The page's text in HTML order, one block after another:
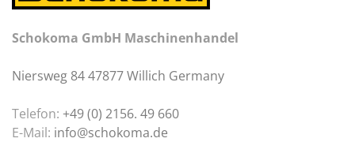
Schokoma GmbH Maschinenhandel
Niersweg 84 47877 Willich Germany
Telefon: +49 (0) 2156. 49 660
E-Mail: info@schokoma.de